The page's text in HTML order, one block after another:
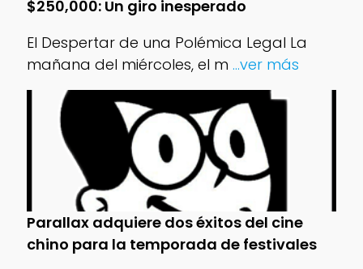
$250,000: Un giro inesperado
El Despertar de una Polémica Legal La
mañana del miércoles, el m ...ver más
Parallax adquiere dos éxitos del cine
chino para la temporada de festivales